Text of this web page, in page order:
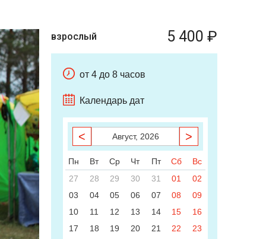
взрослый 5 400 ₽
от 4 до 8 часов
Календарь дат
< Август, 2026 >
Пн Вт Ср Чт Пт Сб
Вс
27
28 29 30 31 01
02
03
04 05 06 07 08
09
10
11 12 13 14 15
16
17
18 19 20 21 22
23